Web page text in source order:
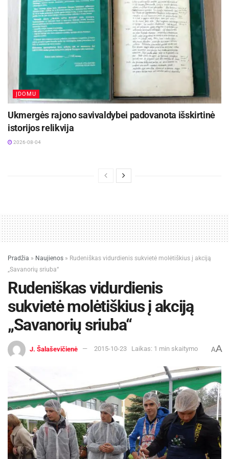
pagalvojote dar vasarą, ją maloniai primins iš
šaldiklio gelmių išimtos lyg vakar skintos
braškes, avietes ar kitos mėgstamos uogos arba
vaisiai.
ĮDOMU
Ukmergės rajono savivaldybei padovanota išskirtinė
istorijos relikvija
2026-08-04
Pradžia » Naujienos » Rudeniškas vidurdienis sukvietė molėtiškius į akciją
„Savanorių sriuba“
Rudeniškas vidurdienis
sukvietė molėtiškius į akciją
„Savanorių sriuba“
J. Šalaševičienė 2015-10-23 Laikas: 1 min skaitymo AA